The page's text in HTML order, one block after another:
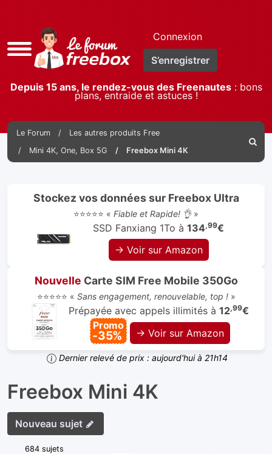
Accès
rapide
Connexion
S’enregistrer
Depuis 15 ans, le rendez-vous des Freenautes: bons
plans, entraide et astuces !
Le Forum
Les autres produits Free
Mini 4K, One, Box 5G
Freebox Mini 4K
Stockez vos données sur Freebox Ultra
⭐⭐⭐⭐⭐ « Fiable et Rapide! 👌»
SSD Fanxiang 1To à 134,99€
→ Voir sur Amazon
Nouvelle Carte SIM Free Mobile 350Go
⭐⭐⭐⭐⭐ « Sans engagement, renouvelable, top !»
Prépayée avec appels illimités à 12,99€
Promo
-35% → Voir sur Amazon
Dernier relevé de prix : aujourd'hui à 21h14
Freebox Mini 4K
Nouveau sujet
684 sujets